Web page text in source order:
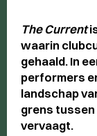
The Current
waarin
gehaald. In
performers
landschap
grens tussen
vervaagt.